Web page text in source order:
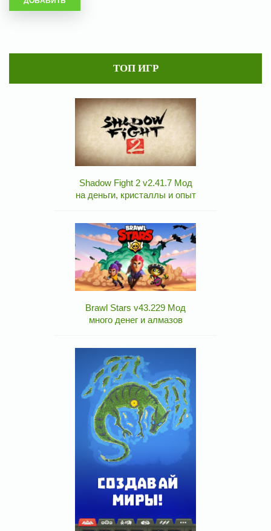
ТОП ИГР
Shadow Fight 2 v2.41.7 Мод
на деньги, кристаллы и опыт
Brawl Stars v43.229 Мод
много денег и алмазов